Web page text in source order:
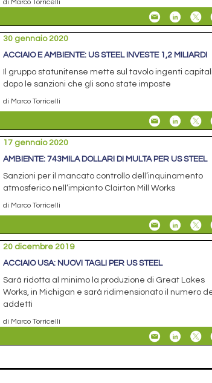
di Marco Torricelli
30 gennaio 2020
ACCIAIO E AMBIENTE: US STEEL INVESTE 1,2 MILIARDI
Il gruppo statunitense mette sul tavolo ingenti capitali
dopo le sanzioni che gli sono state imposte
di Marco Torricelli
17 gennaio 2020
AMBIENTE: 743MILA DOLLARI DI MULTA PER US STEEL
Sanzioni per il mancato controllo dell’inquinamento
atmosferico nell’impianto Clairton Mill Works
di Marco Torricelli
20 dicembre 2019
ACCIAIO USA: NUOVI TAGLI PER US STEEL
Sarà ridotta al minimo la produzione di Great Lakes
Works, in Michigan e sarà ridimensionato il numero
addetti
di Marco Torricelli